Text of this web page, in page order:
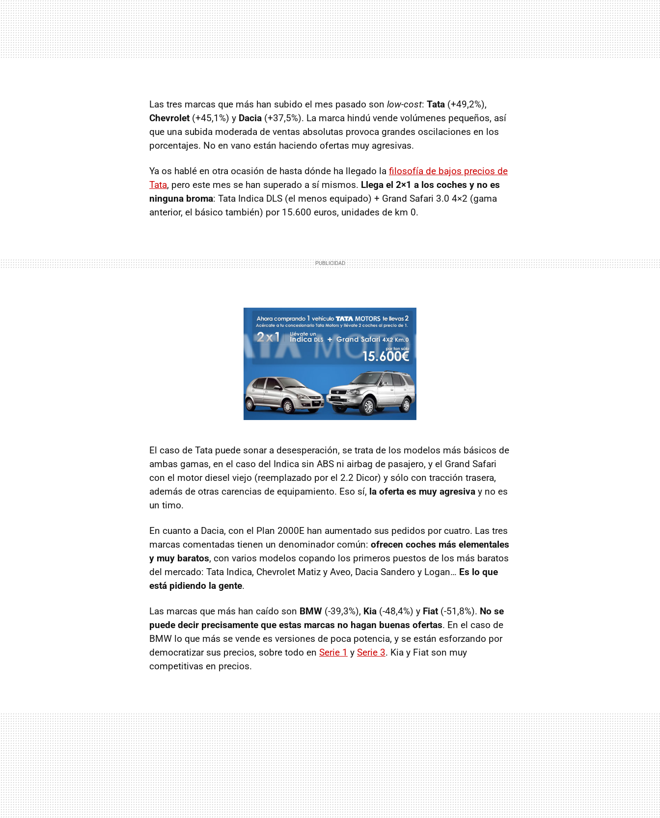
Las tres marcas que más han subido el mes pasado son low-cost: Tata (+49,2%),
Chevrolet (+45,1%) y Dacia (+37,5%). La marca hindú vende volúmenes pequeños, así
que una subida moderada de ventas absolutas provoca grandes oscilaciones en los
porcentajes. No en vano están haciendo ofertas muy agresivas.
Ya os hablé en otra ocasión de hasta dónde ha llegado la filosofía de bajos precios de
Tata, pero este mes se han superado a sí mismos. Llega el 2×1 a los coches y no es
ninguna broma: Tata Indica DLS (el menos equipado) + Grand Safari 3.0 4×2 (gama
anterior, el básico también) por 15.600 euros, unidades de km 0.
El caso de Tata puede sonar a desesperación, se trata de los modelos más básicos de
ambas gamas, en el caso del Indica sin ABS ni airbag de pasajero, y el Grand Safari
con el motor diesel viejo (reemplazado por el 2.2 Dicor) y sólo con tracción trasera,
además de otras carencias de equipamiento. Eso sí, la oferta es muy agresiva y no es
un timo.
En cuanto a Dacia, con el Plan 2000E han aumentado sus pedidos por cuatro. Las tres
marcas comentadas tienen un denominador común: ofrecen coches más elementales
y muy baratos, con varios modelos copando los primeros puestos de los más baratos
del mercado: Tata Indica, Chevrolet Matiz y Aveo, Dacia Sandero y Logan… Es lo que
está pidiendo la gente.
Las marcas que más han caído son BMW (-39,3%), Kia (-48,4%) y Fiat (-51,8%). No se
puede decir precisamente que estas marcas no hagan buenas ofertas. En el caso de
BMW lo que más se vende es versiones de poca potencia, y se están esforzando por
democratizar sus precios, sobre todo en Serie 1 y Serie 3. Kia y Fiat son muy
competitivas en precios.